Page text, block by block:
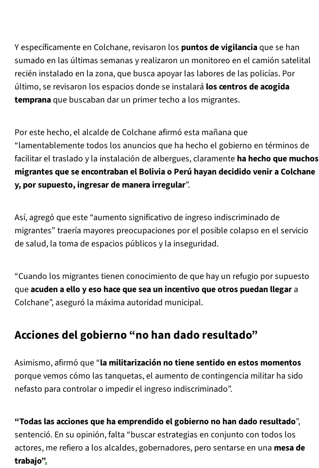
Y específicamente en Colchane, revisaron los puntos de vigilanciaque se han
sumado en las últimas semanas y realizaron un monitoreo en el camión satelital
recién instalado en la zona, que busca apoyar las labores de las policías. Por
último, se revisaron los espacios donde se instalará los centros de acogida
tempranaque buscaban dar un primer techo a los migrantes.
Por este hecho, el alcalde de Colchane afirmó esta mañana que
“lamentablemente todos los anuncios que ha hecho el gobierno en términos de
facilitar el traslado y la instalación de albergues, claramente ha hecho que muchos
migrantes que se encontraban el Bolivia o Perú hayan decidido venir a Colchane
y, por supuesto, ingresar de manera irregular”.
Así, agregó que este “aumento significativo de ingreso indiscriminado de
migrantes” traería mayores preocupaciones por el posible colapso en el servicio
de salud, la toma de espacios públicos y la inseguridad.
“Cuando los migrantes tienen conocimiento de que hay un refugio por supuesto
queacuden a ello y eso hace que sea un incentivo que otros puedan llegar a
Colchane”, aseguró la máxima autoridad municipal.
Acciones del gobierno “no han dado resultado”
Asimismo, afirmó que “la militarización no tiene sentidoen estos momentos
porque vemos cómo las tanquetas, el aumento de contingencia militar ha sido
nefasto para controlar o impedir el ingreso indiscriminado”.
“Todas las acciones que ha emprendido el gobierno no han dado resultado”,
sentenció. En su opinión, falta “buscar estrategias en conjunto con todos los
actores, me refiero a los alcaldes, gobernadores, pero sentarse en una mesa de
trabajo”.